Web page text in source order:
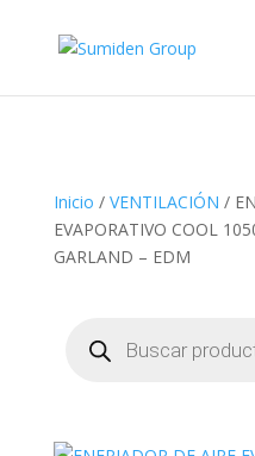
Inicio / VENTILACIÓN /
EVAPORATIVO COOL
GARLAND – EDM
productos